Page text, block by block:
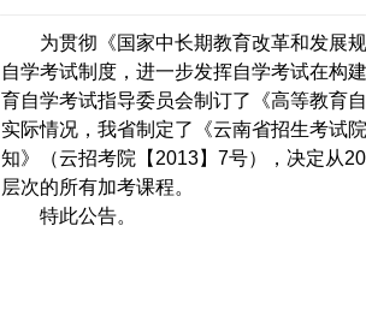
为贯彻《国家中长期教育改革和发展规
自学考试制度，进一步发挥自学考试在构
育自学考试指导委员会制订了《高等教育
实际情况，我省制定了《云南省招生考试
知》（云招考院【2013】7号），决定从
层次的所有加考课程。
特此公告。